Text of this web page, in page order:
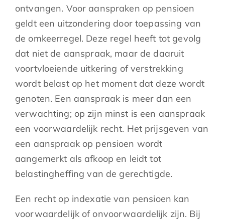
ontvangen. Voor aanspraken op pensioen
geldt een uitzondering door toepassing van
de omkeerregel. Deze regel heeft tot gevolg
dat niet de aanspraak, maar de daaruit
voortvloeiende uitkering of verstrekking
wordt belast op het moment dat deze wordt
genoten. Een aanspraak is meer dan een
verwachting; op zijn minst is een aanspraak
een voorwaardelijk recht. Het prijsgeven van
een aanspraak op pensioen wordt
aangemerkt als afkoop en leidt tot
belastingheffing van de gerechtigde.
Een recht op indexatie van pensioen kan
voorwaardelijk of onvoorwaardelijk zijn. Bij